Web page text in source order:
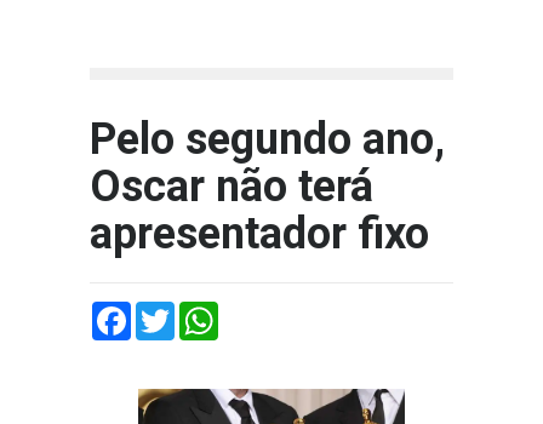
Pelo segundo ano,
Oscar não terá
apresentador fixo
Facebook
Twitter